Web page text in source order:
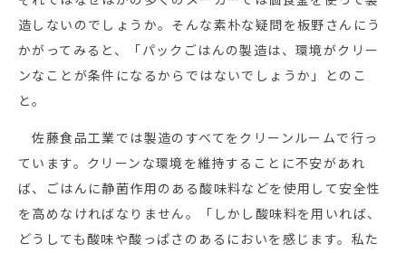
造しないのでしょうか。そんな素朴な疑問を板野さんにう
かがってみると、「パックごはんの製造は、環境がクリー
ンなことが条件になるからではないでしょうか」とのこ
と。
佐藤食品工業では製造のすべてをクリーンルームで行っ
ています。クリーンな環境を維持することに不安があれ
ば、ごはんに静菌作用のある酸味料などを使用して安全性
を高めなければなりません。「しかし酸味料を用いれば、
どうしても酸味や酸っぱさのあるにおいを感じます。私た